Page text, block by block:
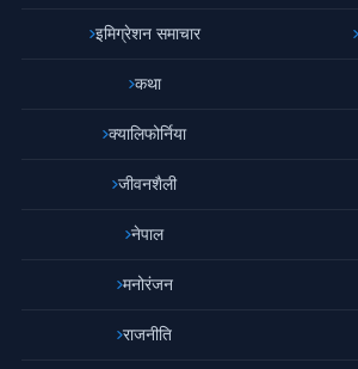
इमिग्रेशन समाचार
कथा
क्यालिफोर्निया
जीवनशैली
नेपाल
मनोरंजन
राजनीति